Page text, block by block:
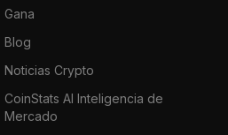
Gana
Blog
Noticias Crypto
CoinStats AI Inteligencia de
Mercado